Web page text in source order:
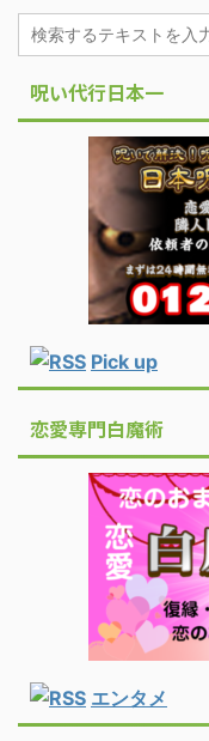
呪い代行日本一
Pick up
恋愛専門白魔術
エンタメ